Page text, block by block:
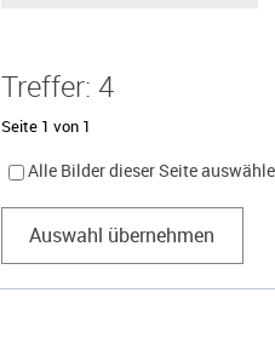
Treffer: 4
Seite 1 von 1
Alle Bilder dieser Seite
Auswahl übernehmen